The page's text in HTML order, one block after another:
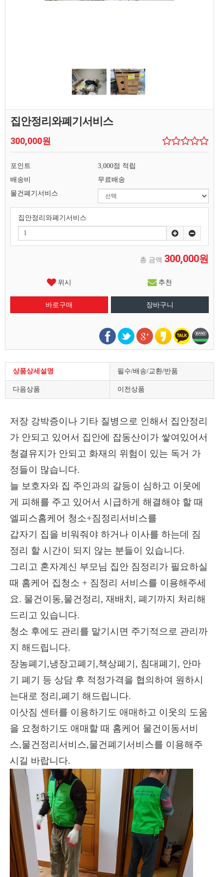
집안정리와폐기서비스
300,000원
포인트
3,000점 적립
배송비
무료배송
물건폐기서비스
집안정리와폐기서비스
총 금액 300,000원
위시 추천
상품상세설명 필수/배송/교환/반품
다음상품 이전상품
저장 강박증이나 기타 질병으로 인해서 집안정리
가 안되고 있어서 집안에 잡동산이가 쌓여있어서
청결유지가 안되고 화재의 위험이 있는 독거 가
정들이 많습니다.
늘 보호자와 집 주인과의 갈등이 심하고 이웃에
게 피해를 주고 있어서 시급하게 해결해야 할 때
엘피스홈케어 청소+짐정리서비스를
갑자기 집을 비워줘야 하거나 이사를 하는데 짐
정리 할 시간이 되지 않는 분들이 있습니다.
그리고 혼자계신 부모님 집안 짐정리가 필요하실
때 홈케어 집청소 + 짐정리 서비스를 이용해주세
요. 물건이동,물건정리 , 재배치 , 폐기까지 처리해
드리고 있습니다.
청소 후에도 관리를 맡기시면 주기적으로 관리까
지 해드립니다.
장농폐기 ,냉장고폐기 ,책상폐기 , 침대폐기 , 안마
기 폐기 등 상담 후 적정가격을 협의하여 원하시
는대로 정리 ,폐기 해드립니다.
이삿짐 센터를 이용하기도 애매하고 이웃의 도움
을 요청하기도 애매할 때 홈케어 물건이동서비
스,물건정리서비스,물건폐기서비스를 이용해주
시길 바랍니다.